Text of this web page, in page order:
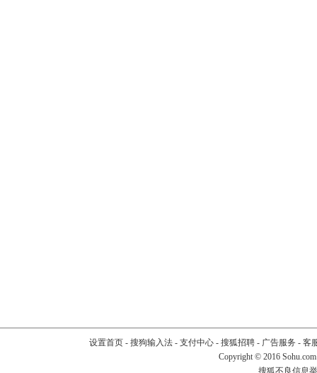
设置首页- 搜狗输入法- 支付中心- 搜狐招聘- 广告服务 - 客
Copyright © 2016
搜狐不良信息